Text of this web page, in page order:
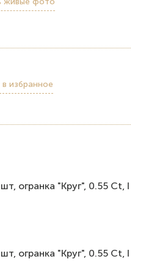
избранное
огранка "Круг", 0.55 Ct, I
огранка "Круг", 0.55 Ct, I